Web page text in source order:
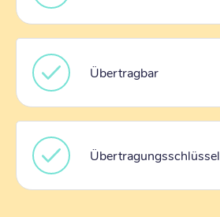
Übertragbar
Übertragungsschlüssel